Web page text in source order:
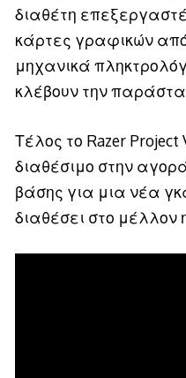
διαθέτη
κάρτες γραφικών
μηχανικά
κλέβουν την
Τέλος το Razer Project
διαθέσιμο στην
βάσης για μια νέα
διαθέσει στο μέλλον